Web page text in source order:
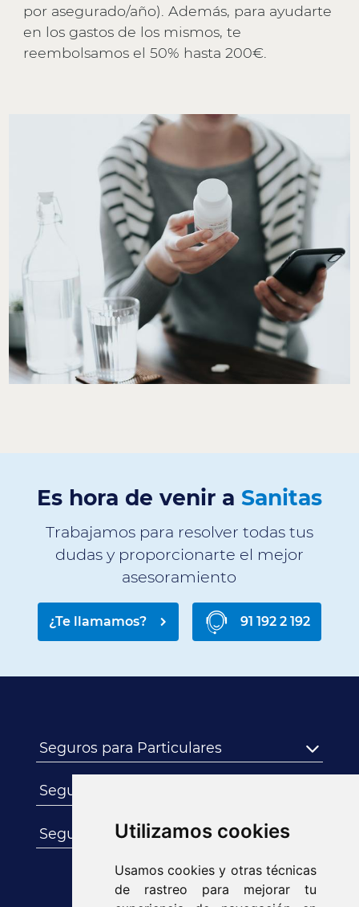
Utilizamos cookies
Usamos cookies y otras técnicas
de rastreo para mejorar tu
por asegurado/año). Además, para ayudarte
en los gastos de los mismos, te
reembolsamos el 50% hasta 200€.
Es hora de venir a Sanitas
Trabajamos para resolver todas tus
dudas y proporcionarte el mejor
asesoramiento
¿Te llamamos? 91 192 2 192
Seguros para Particulares
Seguros para Empresas
Seguros para Autónomos